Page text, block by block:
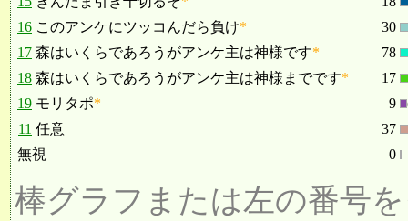
16 このアンケにツッコんだら負け*
30
17 森はいくらであろうがアンケ主は神様です*
78
18 森はいくらであろうがアンケ主は神様までです*
17
19 モリタポ* 9
11 任意
37
無視
0
棒グラフまたは左の番号